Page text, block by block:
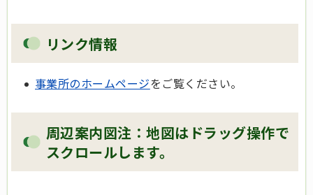
リンク情報
事業所のホームページをご覧ください。
周辺案内図注：地図はドラッグ操作で
スクロールします。